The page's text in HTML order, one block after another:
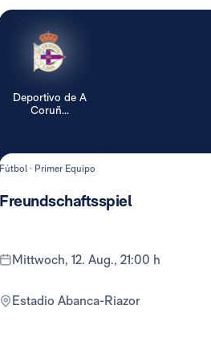
Deportivo de A
Coruñ...
Fútbol · Primer Equipo
Freundschaftsspiel
Mittwoch, 12. Aug., 21:00 h
Estadio Abanca-Riazor